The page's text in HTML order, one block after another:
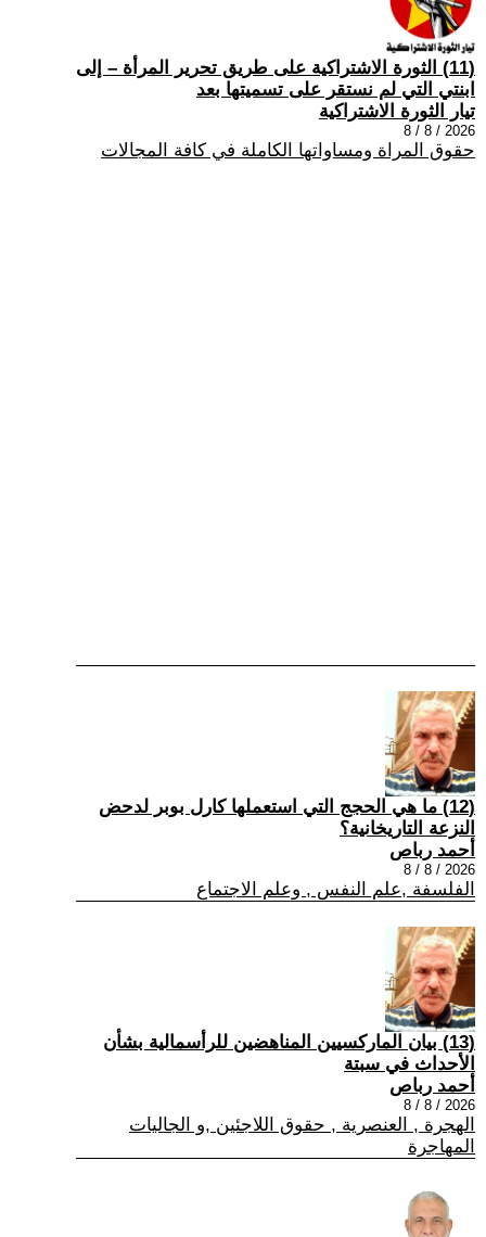
(11) الثورة الاشتراكية على طريق تحرير المرأة – إلى
ابنتي التي لم نستقر على تسميتها بعد
تيار الثورة الاشتراكية
2026 / 8 / 8
حقوق المراة ومساواتها الكاملة في كافة المجالات
(12) ما هي الحجج التي استعملها كارل بوبر لدحض
النزعة التاريخانية؟
أحمد رباص
2026 / 8 / 8
الفلسفة ,علم النفس , وعلم الاجتماع
(13) بيان الماركسيين المناهضين للرأسمالية بشأن
الأحداث في سبتة
أحمد رباص
2026 / 8 / 8
الهجرة , العنصرية , حقوق اللاجئين ,و الجاليات
المهاجرة